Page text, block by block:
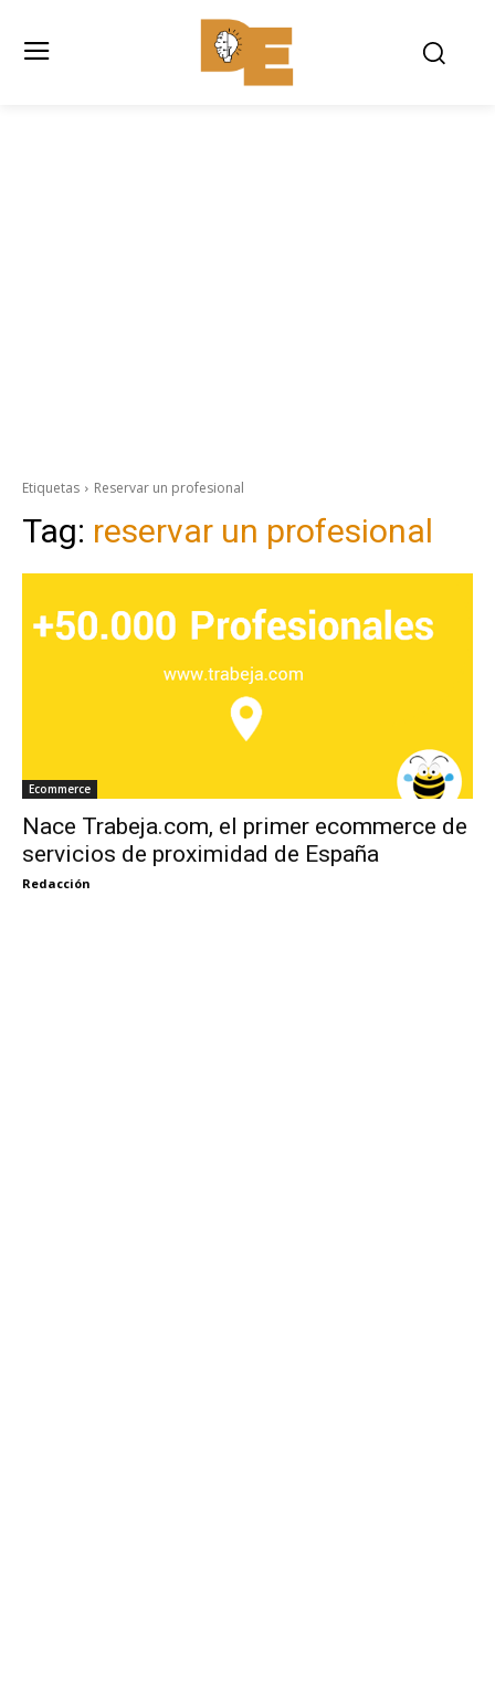
Etiquetas Reservar un profesional
Tag: reservar un profesional
Ecommerce
Nace Trabeja.com, el primer ecommerce de
servicios de proximidad de España
Redacción